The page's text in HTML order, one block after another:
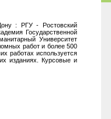
: РГУ - Ростовский
Государственной
Университет
работ и более 500
работах используется
изданиях. Курсовые и